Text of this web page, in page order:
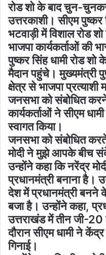
रोड शो के बाद चुन-
उत्तरकाशी। सीएम पुष्कर
भटवाड़ी में विशाल रोड
भाजपा कार्यकर्ताओं की
पुष्कर सिंह धामी रोड शो
मैदान पहुंचे। मुख्यमंत्री
क्षेत्र से भाजपा प्रत्याशी
जनसभा को संबोधित
कार्यकर्ताओं ने सीएम
स्वागत किया।
जनसभा को संबोधित
मोदी ने मुझे आपके बीच
उन्होंने कहा कि नरेंद्र
प्रधानमंत्री बनाना है।
देश में प्रधानमंत्री बनने
बजा है। उन्होंने कहा,
उत्तराखंड में तीन जी-
दौरान सीएम धामी ने
गिनाई।